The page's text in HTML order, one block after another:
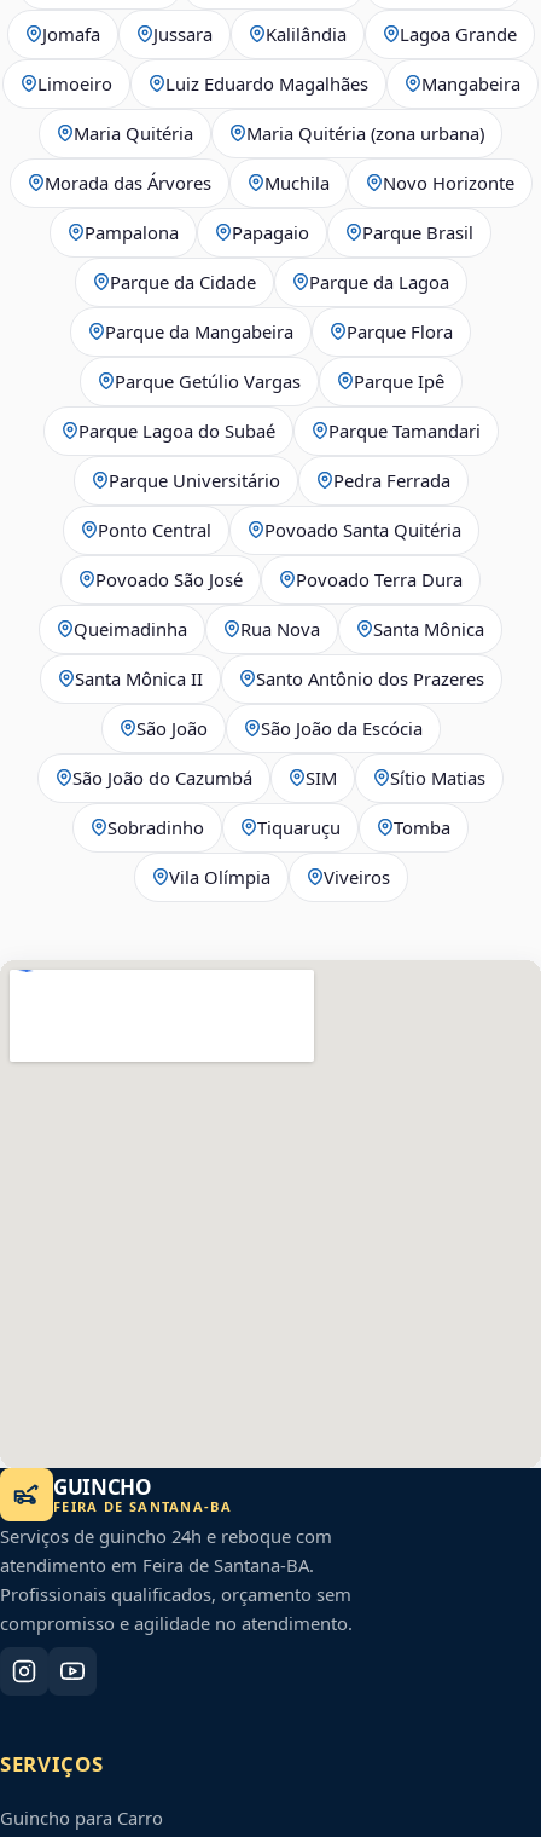
Jomafa Jussara Kalilândia Lagoa Grande
Limoeiro Luiz Eduardo Magalhães Mangabeira
Maria Quitéria Maria Quitéria (zona urbana)
Morada das Árvores Muchila Novo Horizonte
Pampalona Papagaio Parque Brasil
Parque da Cidade Parque da Lagoa
Parque da Mangabeira Parque Flora
Parque Getúlio Vargas Parque Ipê
Parque Lagoa do Subaé Parque Tamandari
Parque Universitário Pedra Ferrada
Ponto Central Povoado Santa Quitéria
Povoado São José Povoado Terra Dura
Queimadinha Rua Nova Santa Mônica
Santa Mônica II Santo Antônio dos Prazeres
São João São João da Escócia
São João do Cazumbá SIM Sítio Matias
Sobradinho Tiquaruçu Tomba
Vila Olímpia Viveiros
GUINCHO
FEIRA DE SANTANA-BA
Serviços de guincho 24h e reboque com
atendimento em Feira de Santana-BA.
Profissionais qualificados, orçamento sem
compromisso e agilidade no atendimento.
SERVIÇOS
Guincho para Carro